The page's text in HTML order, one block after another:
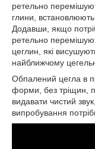
ретельно
глини, встановлюють
Додавши, якщо
ретельно
цеглин, які
найближчому
Обпалений цегла в
форми, без тріщин,
видавати чистий
випробування